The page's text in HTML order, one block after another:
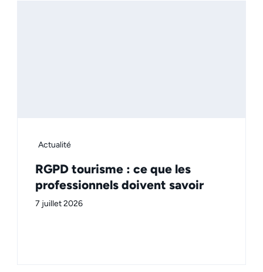
Actualité
RGPD tourisme : ce que les
professionnels doivent savoir
7 juillet 2026